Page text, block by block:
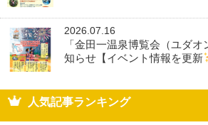
2026.07.16
「金田一温泉博覧会（ユダ
知らせ【イベント情報を更新
人気記事ランキング